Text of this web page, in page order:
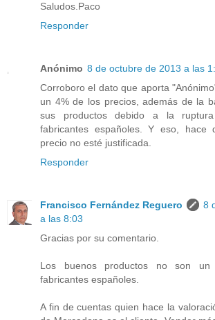
Saludos.Paco
Responder
Anónimo 8 de octubre de 2013 a las
Corroboro el dato que aporta
un 4% de los precios, además de la
sus productos debido a la
fabricantes españoles. Y eso, hace
precio no esté justificada.
Responder
Francisco Fernández Reguero
8
a las 8:03
Gracias por su comentario.
Los buenos productos no son un
fabricantes españoles.
A fin de cuentas quien hace la